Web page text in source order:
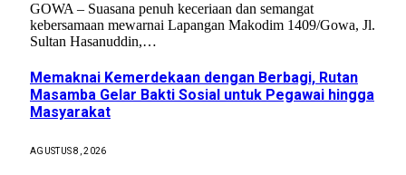
GOWA – Suasana penuh keceriaan dan semangat
kebersamaan mewarnai Lapangan Makodim 1409/Gowa, Jl.
Sultan Hasanuddin,…
Memaknai Kemerdekaan dengan Berbagi, Rutan
Masamba Gelar Bakti Sosial untuk Pegawai hingga
Masyarakat
AGUSTUS 8, 2026